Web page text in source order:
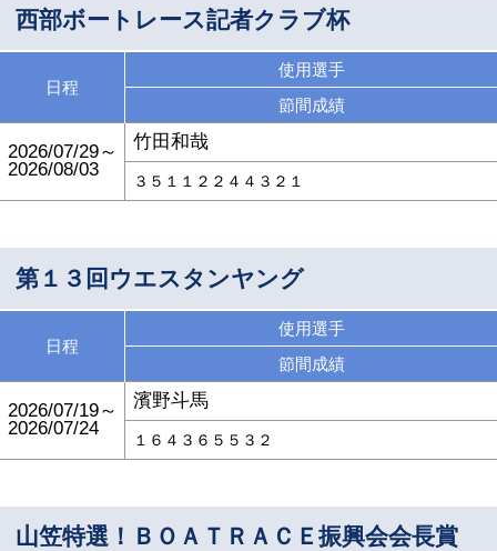
西部ボートレース記者クラブ杯
日程
使用選手
節間成績
2026/07/29～
2026/08/03
竹田和哉
３５１１２２４４３２１
第１３回ウエスタンヤング
日程
使用選手
節間成績
2026/07/19～
2026/07/24
濱野斗馬
１６４３６５５３２
山笠特選！ＢＯＡＴＲＡＣＥ振興会会長賞